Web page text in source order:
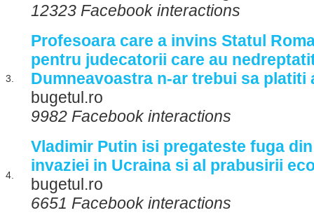
12323 Facebook interactions
3.
Profesoara care a invins Statul
pentru judecatorii care au
Dumneavoastra n-ar trebui sa platiti
bugetul.ro
9982 Facebook interactions
4.
Vladimir Putin isi pregateste fuga
invaziei in Ucraina si al prabusirii
bugetul.ro
6651 Facebook interactions